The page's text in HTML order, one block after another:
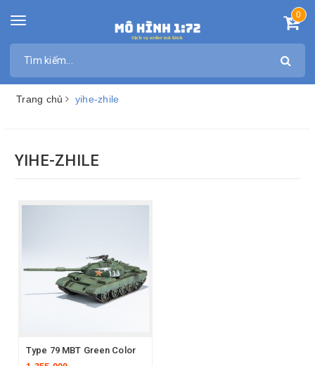
Toggle
0
Trang chủ yihe-zhile
YIHE-ZHILE